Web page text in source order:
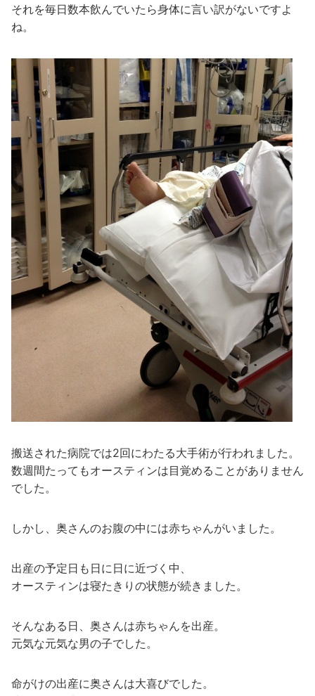
それを毎日数本飲んでいたら身体に言い訳がないですよ
ね。
搬送された病院では2回にわたる大手術が行われました。
数週間たってもオースティンは目覚めることがありません
でした。
しかし、奥さんのお腹の中には赤ちゃんがいました。
出産の予定日も日に日に近づく中、
オースティンは寝たきりの状態が続きました。
そんなある日、奥さんは赤ちゃんを出産。
元気な元気な男の子でした。
命がけの出産に奥さんは大喜びでした。